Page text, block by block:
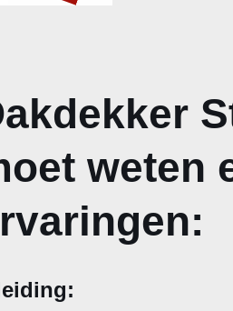
weten